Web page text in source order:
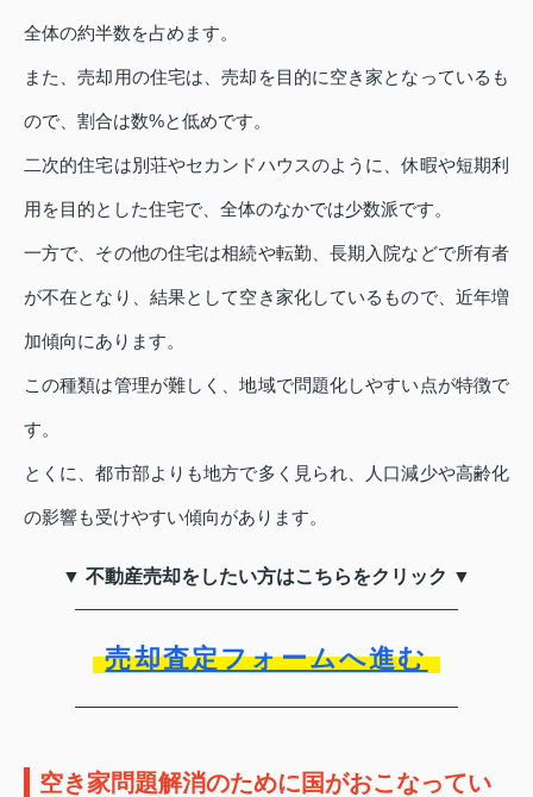
全体の約半数を占めます。
また、売却用の住宅は、売却を目的に空き家となっているも
ので、割合は数%と低めです。
二次的住宅は別荘やセカンドハウスのように、休暇や短期利
用を目的とした住宅で、全体のなかでは少数派です。
一方で、その他の住宅は相続や転勤、長期入院などで所有者
が不在となり、結果として空き家化しているもので、近年増
加傾向にあります。
この種類は管理が難しく、地域で問題化しやすい点が特徴で
す。
とくに、都市部よりも地方で多く見られ、人口減少や高齢化
の影響も受けやすい傾向があります。
▼ 不動産売却をしたい方はこちらをクリック ▼
売却査定フォームへ進む
空き家問題解消のために国がおこなってい